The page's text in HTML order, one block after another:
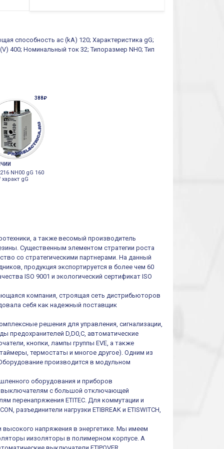
способность ac (kA) 120; Характеристика gG;
400; Номинальный ток 32; Типоразмер NH0; Тип
388₽
NH00 gG 160
характ gG
а также весомый производитель
Существенным элементом стратегии роста
со стратегическими партнерами. На данный
продукция экспортируется в более чем 60
ISO 9001 и экологический сертификат ISO
компания, строящая сеть дистрибьюторов
себя как надежный поставщик
решения для управления, сигнализации,
предохранителей D,D0,C, автоматические
кнопки, лампы группы EVE, а также
термостаты и многое другое). Одним из
производится в модульном
оборудования и приборов
выключателям с большой отключающей
перенапряжения ETITEC. Для коммутации и
разъединители нагрузки ETIBREAK и ETISWITCH,
высокого напряжения в энергетике. Мы имеем
иизоляторы в полимерном корпусе. А